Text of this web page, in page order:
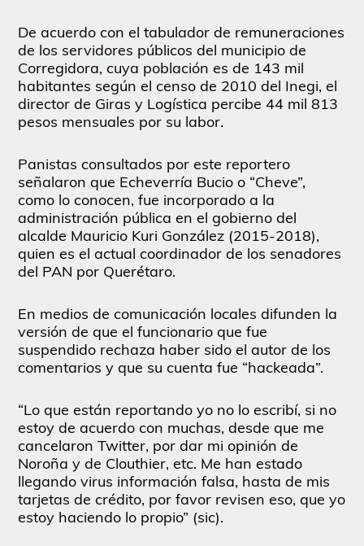
De acuerdo con el tabulador de remuneraciones
de los servidores públicos del municipio de
Corregidora, cuya población es de 143 mil
habitantes según el censo de 2010 del Inegi, el
director de Giras y Logística percibe 44 mil 813
pesos mensuales por su labor.
Panistas consultados por este reportero
señalaron que Echeverría Bucio o “Cheve”,
como lo conocen, fue incorporado a la
administración pública en el gobierno del
alcalde Mauricio Kuri González (2015-2018),
quien es el actual coordinador de los senadores
del PAN por Querétaro.
En medios de comunicación locales difunden la
versión de que el funcionario que fue
suspendido rechaza haber sido el autor de los
comentarios y que su cuenta fue “hackeada”.
“Lo que están reportando yo no lo escribí, si no
estoy de acuerdo con muchas, desde que me
cancelaron Twitter, por dar mi opinión de
Noroña y de Clouthier, etc. Me han estado
llegando virus información falsa, hasta de mis
tarjetas de crédito, por favor revisen eso, que yo
estoy haciendo lo propio” (sic).